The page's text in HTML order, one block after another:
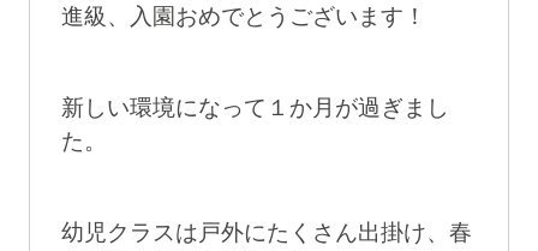
進級、入園おめでとうございます！
新しい環境になって１か月が過ぎまし
た。
幼児クラスは戸外にたくさん出掛け、春